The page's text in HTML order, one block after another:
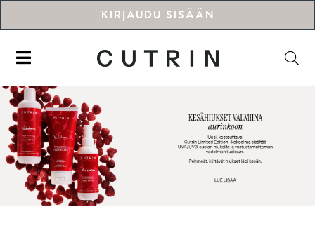
KIRJAUDU SISÄÄN